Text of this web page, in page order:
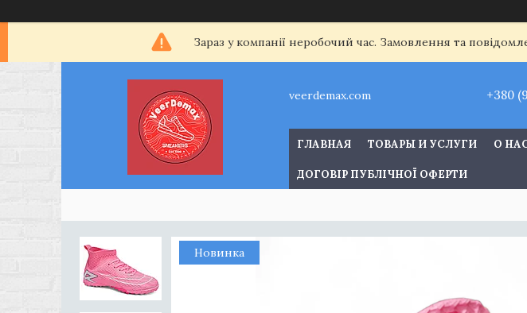
Зараз у компанії неробочий час. Замовлення та
veerdemax.com +380
ГЛАВНАЯ ТОВАРЫ И УСЛУГИ О
ДОГОВІР ПУБЛІЧНОЇ ОФЕРТИ
Новинка